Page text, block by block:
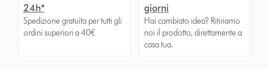
24h*
Spedizione gratuita per tutti gli
ordini superiori a 40€
giorni
Hai cambiato idea? Ritiriamo
noi il prodotto, direttamente a
casa tua.